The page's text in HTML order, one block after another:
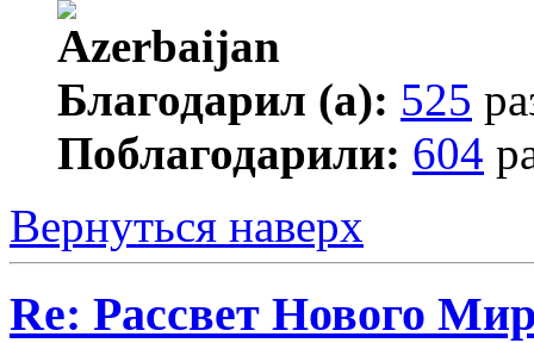
Благодарил (а): 525
Поблагодарили: 604
Вернуться наверх
Re: Рассвет Нового